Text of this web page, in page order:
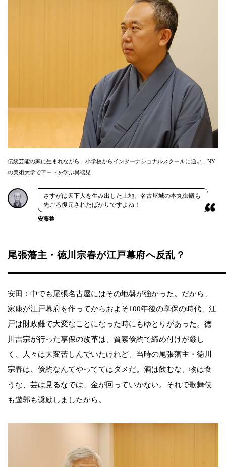
伝統芸能の家に生まれながら、小学校からインターナショナルスクールに通い、NY
の美術大学でアートを学ぶ異端児
さすがは天下人を生み出した土地。名古屋城の本丸御殿も
先ごろ復元されたばかりですよね！
安藤整
尾張藩主・徳川宗春が江戸幕府へ反乱？
安田：中でも尾張名古屋にはその地盤が強かった。だから、
家康が江戸幕府を作ってからおよそ100年後の享保の時代、江
戸は財政難で大変なことになった時にもゆとりがあった。徳
川吉宗が行った享保の改革は、質素倹約で締め付けが厳し
く、人々は大変苦しんでいたけれど、当時の尾張藩主・徳川
宗春は、倹約なんてやっててはダメだ。酒は飲むな、物は食
うな、芸は見るなでは、金が回っていかない。それで歌舞伎
も遊郭も奨励しましたから。